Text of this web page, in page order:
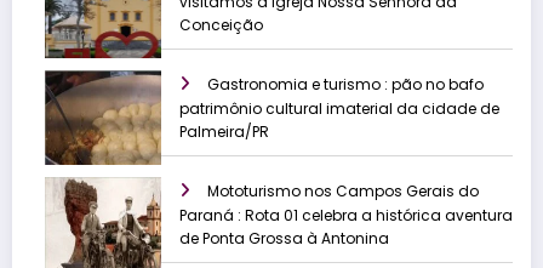
Conceição
Gastronomia e turismo : pão no bafo
patrimônio cultural imaterial da cidade de
Palmeira/PR
Mototurismo nos Campos Gerais do
Paraná : Rota 01 celebra a histórica aventura
de Ponta Grossa à Antonina